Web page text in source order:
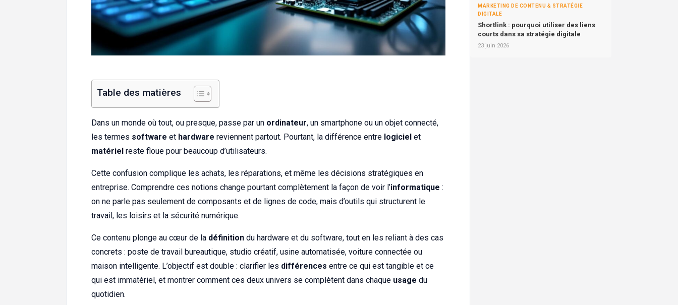
Table des matières
Dans un monde où tout, ou presque, passe par un ordinateur, un smartphone ou un objet connecté,
les termes software et hardware reviennent partout. Pourtant, la différence entre logiciel et
matériel reste floue pour beaucoup d’utilisateurs.
Cette confusion complique les achats, les réparations, et même les décisions stratégiques en
entreprise. Comprendre ces notions change pourtant complètement la façon de voir l’informatique :
on ne parle pas seulement de composants et de lignes de code, mais d’outils qui structurent le
travail, les loisirs et la sécurité numérique.
Ce contenu plonge au cœur de la définition du hardware et du software, tout en les reliant à des cas
concrets : poste de travail bureautique, studio créatif, usine automatisée, voiture connectée ou
maison intelligente. L’objectif est double : clarifier les différences entre ce qui est tangible et ce
qui est immatériel, et montrer comment ces deux univers se complètent dans chaque usage du
quotidien.
MARKETING DE CONTENU & STRATÉGIE
DIGITALE
Shortlink : pourquoi utiliser des liens
courts dans sa stratégie digitale
23 juin 2026